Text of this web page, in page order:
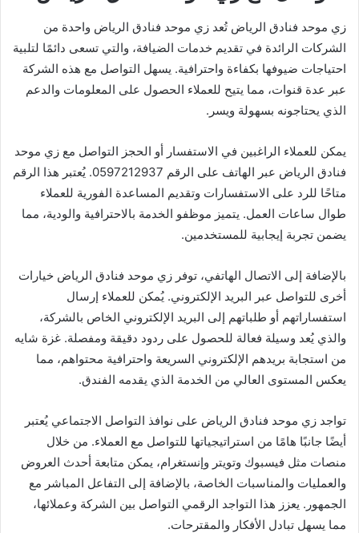
زي موحد فنادق الرياض تُعد زي موحد فنادق الرياض واحدة من
الشركات الرائدة في تقديم خدمات الضيافة، والتي تسعى دائمًا لتلبية
احتياجات ضيوفها بكفاءة واحترافية. يسهل التواصل مع هذه الشركة
عبر عدة قنوات، مما يتيح للعملاء الحصول على المعلومات والدعم
الذي يحتاجونه بسهولة ويسر.
يمكن للعملاء الراغبين في الاستفسار أو الحجز التواصل مع زي موحد
فنادق الرياض عبر الهاتف على الرقم 0597212937. يُعتبر هذا الرقم
متاحًا للرد على الاستفسارات وتقديم المساعدة الفورية للعملاء
طوال ساعات العمل. يتميز موظفو الخدمة بالاحترافية والودية، مما
يضمن تجربة إيجابية للمستخدمين.
بالإضافة إلى الاتصال الهاتفي، توفر زي موحد فنادق الرياض خيارات
أخرى للتواصل عبر البريد الإلكتروني. يُمكن للعملاء إرسال
استفساراتهم أو طلباتهم إلى البريد الإلكتروني الخاص بالشركة،
والذي يُعد وسيلة فعالة للحصول على ردود دقيقة ومفصلة. غزة شايه
من استجابة بريدهم الإلكتروني السريعة واحترافية محتواهم، مما
يعكس المستوى العالي من الخدمة الذي يقدمه الفندق.
تواجد زي موحد فنادق الرياض على نوافذ التواصل الاجتماعي يُعتبر
أيضًا جانبًا هامًا من استراتيجياتها للتواصل مع العملاء. من خلال
منصات مثل فيسبوك وتويتر وإنستغرام، يمكن متابعة أحدث العروض
والعمليات والمناسبات الخاصة، بالإضافة إلى التفاعل المباشر مع
الجمهور. يعزز هذا التواجد الرقمي التواصل بين الشركة وعملائها،
مما يسهل تبادل الأفكار والمقترحات.